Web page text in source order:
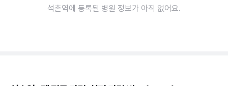
석촌역에 등록된 병원 정보가 아직 없어요.